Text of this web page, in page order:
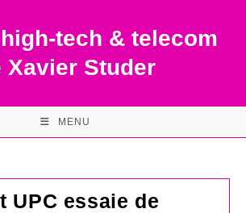
tech & telecom
Xavier Studer
MENU
UPC essaie de